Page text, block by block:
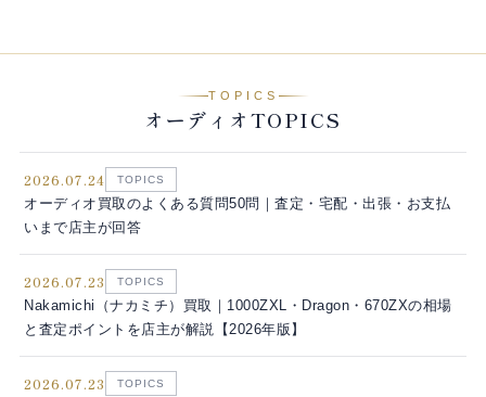
TOPICS
オーディオTOPICS
2026.07.24 TOPICS
オーディオ買取のよくある質問50問｜査定・宅配・出張・お支払
いまで店主が回答
2026.07.23 TOPICS
Nakamichi（ナカミチ）買取｜1000ZXL・Dragon・670ZXの相場
と査定ポイントを店主が解説【2026年版】
2026.07.23 TOPICS